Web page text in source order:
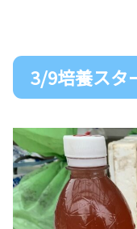
3/9培養スタ